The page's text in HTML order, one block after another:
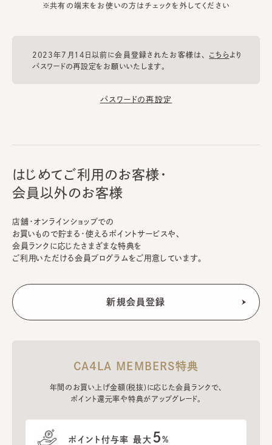
※共有の端末をお使いの方はチェックを外してください
2023年7月14日以前に会員登録されたお客様は、 こちらより
パスワードの再設定をお願いいたします。
パスワードの再設定
はじめてご利用のお客様・
会員以外のお客様
店舗・オンラインショップでの
お買いもので貯まる・使えるポイントサービスや、
会員ランクに応じたさまざまな特典を
ご利用いただける会員プログラムをご用意しています。
CA4LA MEMBERS特典
年間のお買い上げ金額(税抜)に応じた会員ランクで、
ポイント還元率や特典がアップグレード。
ポイント付与率 最大 5%